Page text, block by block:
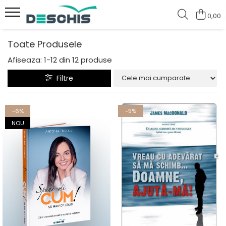
Comunicare
Dezvoltare Personală
editura DESCHIS
Povești reale de viață
Spiritualitate
Sănătate
0,00
Toate Produsele
Afiseaza: 1-12din 12produse
Filtre
-6%
NOU
-5%